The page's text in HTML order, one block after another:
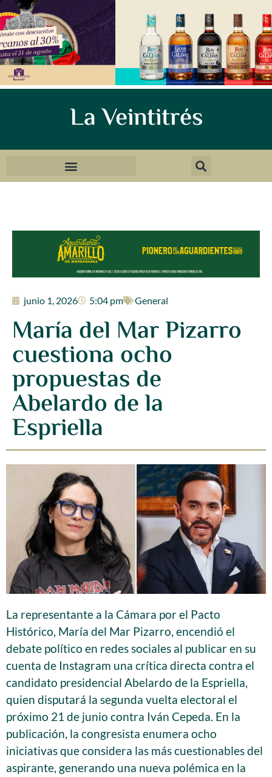
La Veintitrés
junio 1, 2026 5:04 pm General
María del Mar Pizarro
cuestiona ocho
propuestas de
Abelardo de la
Espriella
La representante a la Cámara por el Pacto
Histórico, María del Mar Pizarro, encendió el
debate político en redes sociales al publicar en su
cuenta de Instagram una crítica directa contra el
candidato presidencial Abelardo de la Espriella,
quien disputará la segunda vuelta electoral el
próximo 21 de junio contra Iván Cepeda. En la
publicación, la congresista enumera ocho
iniciativas que considera las más cuestionables del
aspirante, generando una nueva polémica en la